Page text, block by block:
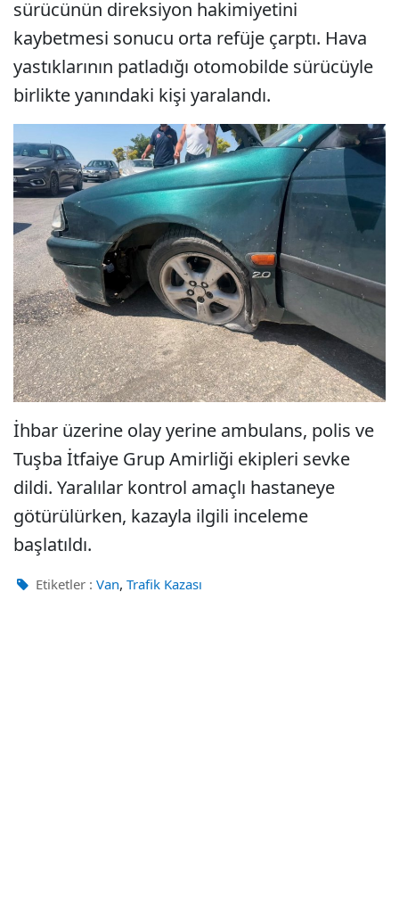
sürücünün direksiyon hakimiyetini
kaybetmesi sonucu orta refüje çarptı. Hava
yastıklarının patladığı otomobilde sürücüyle
birlikte yanındaki kişi yaralandı.
İhbar üzerine olay yerine ambulans, polis ve
Tuşba İtfaiye Grup Amirliği ekipleri sevke
dildi. Yaralılar kontrol amaçlı hastaneye
götürülürken, kazayla ilgili inceleme
başlatıldı.
Etiketler : Van, Trafik Kazası